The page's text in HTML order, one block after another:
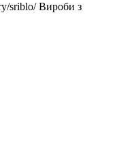
sriblo/Вироби з